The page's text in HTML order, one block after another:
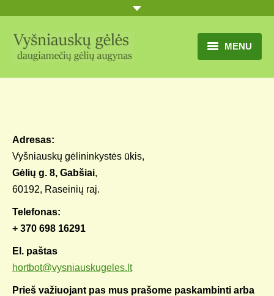
MENU
TITULINIS
UŽSAKYMO SĄLYGOS
MŪSŲ AUGYNAS
Adresas:
Vyšniauskų gėlininkystės ūkis,
Gėlių g. 8, Gabšiai,
60192, Raseinių raj.
Telefonas:
+ 370 698 16291
El. paštas
hortbot@vysniauskugeles.lt
Prieš važiuojant pas mus prašome paskambinti arba